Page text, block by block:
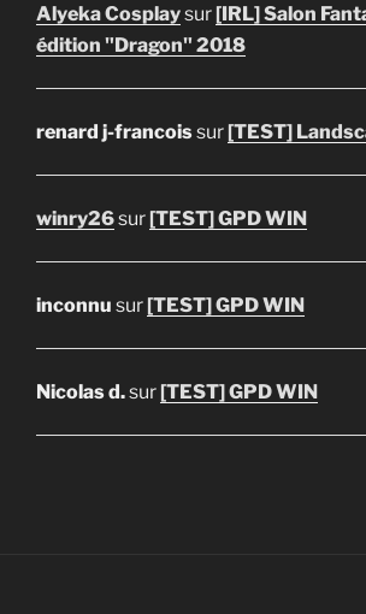
Alyeka Cosplaysur[IRL] Salon
édition "Dragon" 2018
renard j-francoissur[TEST]
winry26sur[TEST] GPD WIN
inconnu sur[TEST] GPD WIN
Nicolas d.sur[TEST] GPD WIN